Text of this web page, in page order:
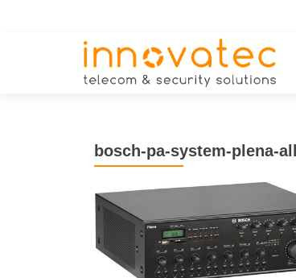
bosch-pa-system-plena-